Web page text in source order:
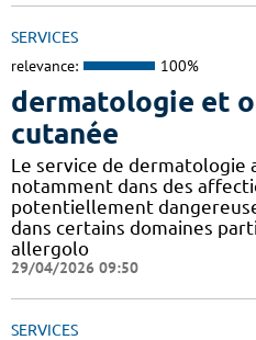
SERVICES
relevance: 100%
dermatologie et
cutanée
Le service de dermatologie
notamment dans des
potentiellement
dans certains domaines
allergolo
29/04/2026 09:50
SERVICES